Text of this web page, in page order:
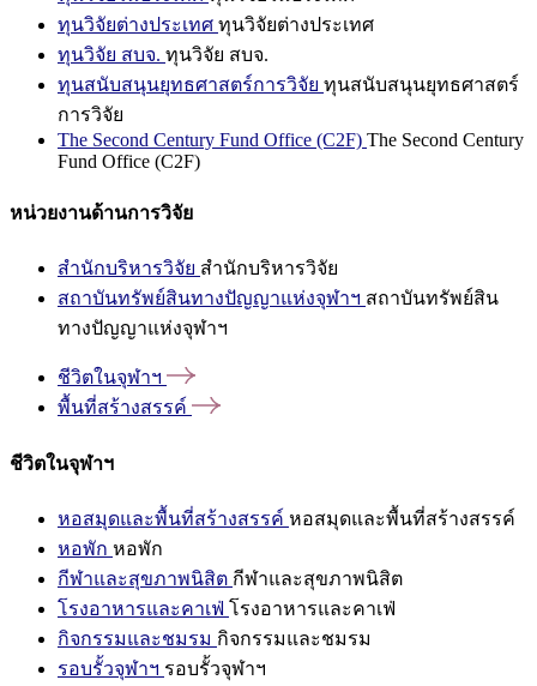
ทุนวิจัยต่างประเทศ ทุนวิจัยต่างประเทศ
ทุนวิจัย สบจ. ทุนวิจัย สบจ.
ทุนสนับสนุนยุทธศาสตร์การวิจัย ทุนสนับสนุนยุทธศาสตร์
การวิจัย
The Second Century Fund Office (C2F) The Second Century
Fund Office (C2F)
หน่วยงานด้านการวิจัย
สำนักบริหารวิจัย สำนักบริหารวิจัย
สถาบันทรัพย์สินทางปัญญาแห่งจุฬาฯ สถาบันทรัพย์สิน
ทางปัญญาแห่งจุฬาฯ
ชีวิตในจุฬาฯ
พื้นที่สร้างสรรค์
ชีวิตในจุฬาฯ
หอสมุดและพื้นที่สร้างสรรค์ หอสมุดและพื้นที่สร้างสรรค์
หอพัก หอพัก
กีฬาและสุขภาพนิสิต กีฬาและสุขภาพนิสิต
โรงอาหารและคาเฟ่ โรงอาหารและคาเฟ่
กิจกรรมและชมรม กิจกรรมและชมรม
รอบรั้วจุฬาฯ รอบรั้วจุฬาฯ